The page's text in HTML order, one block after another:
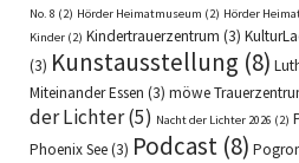
No. 8 (2) Hörder Heimatmuseum (2) Hörder
Kinder (2) Kindertrauerzentrum (3)
(3) Kunstausstellung (8)
Miteinander Essen (3) möwe
der Lichter(5) Nacht der Lichter 2026 (2)
Phoenix See(3) Podcast (8)